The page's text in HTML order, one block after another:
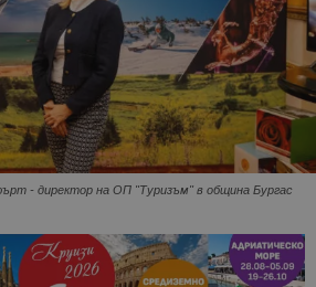
- директор на ОП "Туризъм" в община Бургас